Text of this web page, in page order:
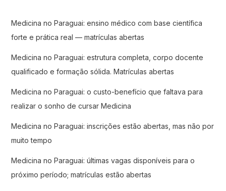
Medicina no Paraguai: ensino médico com base científica
forte e prática real — matrículas abertas
Medicina no Paraguai: estrutura completa, corpo docente
qualificado e formação sólida. Matrículas abertas
Medicina no Paraguai: o custo-benefício que faltava para
realizar o sonho de cursar Medicina
Medicina no Paraguai: inscrições estão abertas, mas não por
muito tempo
Medicina no Paraguai: últimas vagas disponíveis para o
próximo período; matrículas estão abertas